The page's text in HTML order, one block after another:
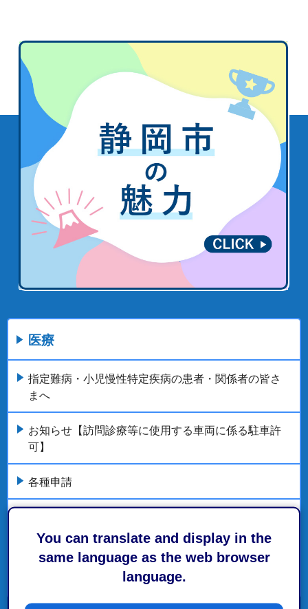
You can translate and display in the
same language as the web browser
language.
医療
指定難病・小児慢性特定疾病の患者・関係者の皆さ
まへ
お知らせ【訪問診療等に使用する車両に係る駐車許
可】
各種申請
がん
もっとみる